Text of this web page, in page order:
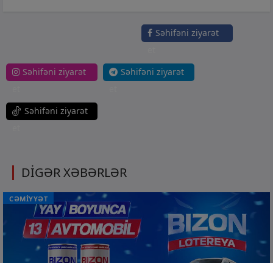
Səhifəni ziyarət
Səhifəni ziyarət
Səhifəni ziyarət
Səhifəni ziyarət
DİGƏR XƏBƏRLƏR
CƏMİYYƏT